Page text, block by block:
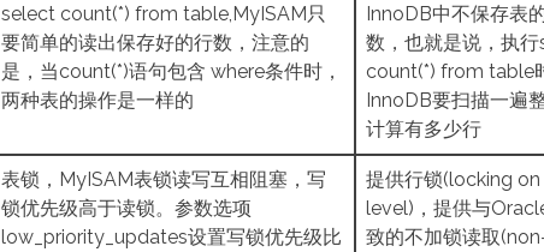
select count(*) from table,MyISAM只
要简单的读出保存好的行数，注意的
是，当count(*)语句包含 where条件时，
两种表的操作是一样的
InnoDB中不保存表
数，也就是说，执
count(*) from table
InnoDB要扫描一遍
计算有多少行
表锁，MyISAM表锁读写互相阻塞，写
锁优先级高于读锁。参数选项
low_priority_updates设置写锁优先级比
提供行锁(locking
level)，提供与
致的不加锁读取